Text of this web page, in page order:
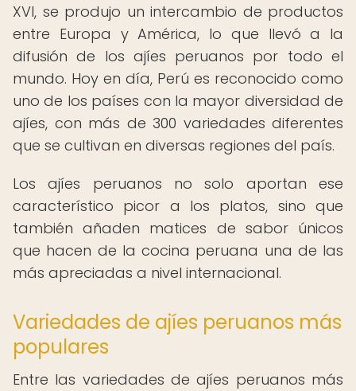
XVI, se produjo un intercambio de productos
entre Europa y América, lo que llevó a la
difusión de los ajíes peruanos por todo el
mundo. Hoy en día, Perú es reconocido como
uno de los países con la mayor diversidad de
ajíes, con más de 300 variedades diferentes
que se cultivan en diversas regiones del país.
Los ajíes peruanos no solo aportan ese
característico picor a los platos, sino que
también añaden matices de sabor únicos
que hacen de la cocina peruana una de las
más apreciadas a nivel internacional.
Variedades de ajíes peruanos más
populares
Entre las variedades de ajíes peruanos más